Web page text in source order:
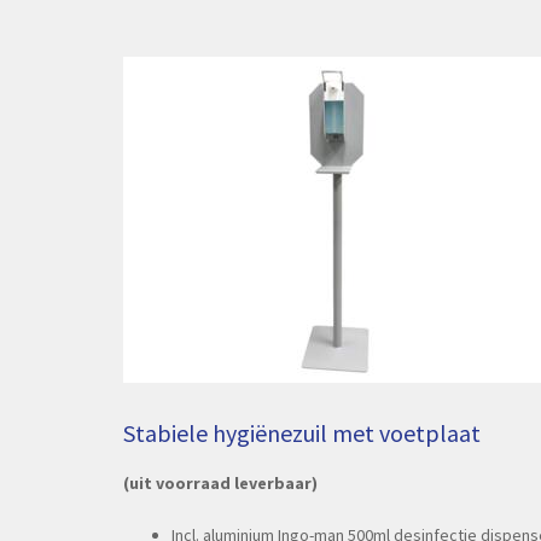
Stabiele hygiënezuil met voetplaat
(uit voorraad leverbaar)
Incl. aluminium Ingo-man 500ml desinfectie